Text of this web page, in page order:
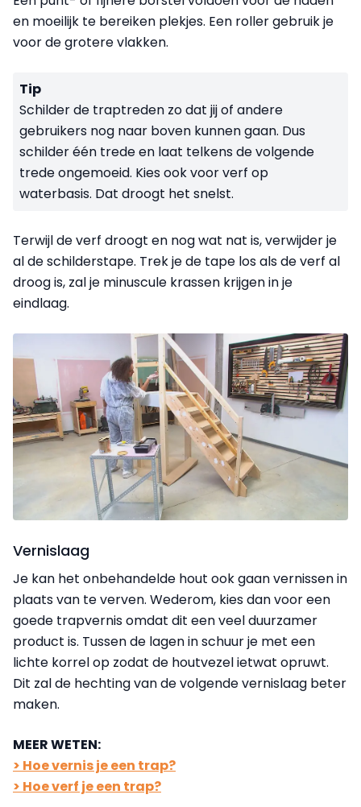
en moeilijk te bereiken plekjes. Een roller gebruik je
voor de grotere vlakken.
Tip
Schilder de traptreden zo dat jij of andere
gebruikers nog naar boven kunnen gaan. Dus
schilder één trede en laat telkens de volgende
trede ongemoeid. Kies ook voor verf op
waterbasis. Dat droogt het snelst.
Terwijl de verf droogt en nog wat nat is, verwijder je
al de schilderstape. Trek je de tape los als de verf al
droog is, zal je minuscule krassen krijgen in je
eindlaag.
Vernislaag
Je kan het onbehandelde hout ook gaan vernissen in
plaats van te verven. Wederom, kies dan voor een
goede trapvernis omdat dit een veel duurzamer
product is. Tussen de lagen in schuur je met een
lichte korrel op zodat de houtvezel ietwat opruwt.
Dit zal de hechting van de volgende vernislaag beter
maken.
MEER WETEN:
> Hoe vernis je een trap?
> Hoe verf je een trap?